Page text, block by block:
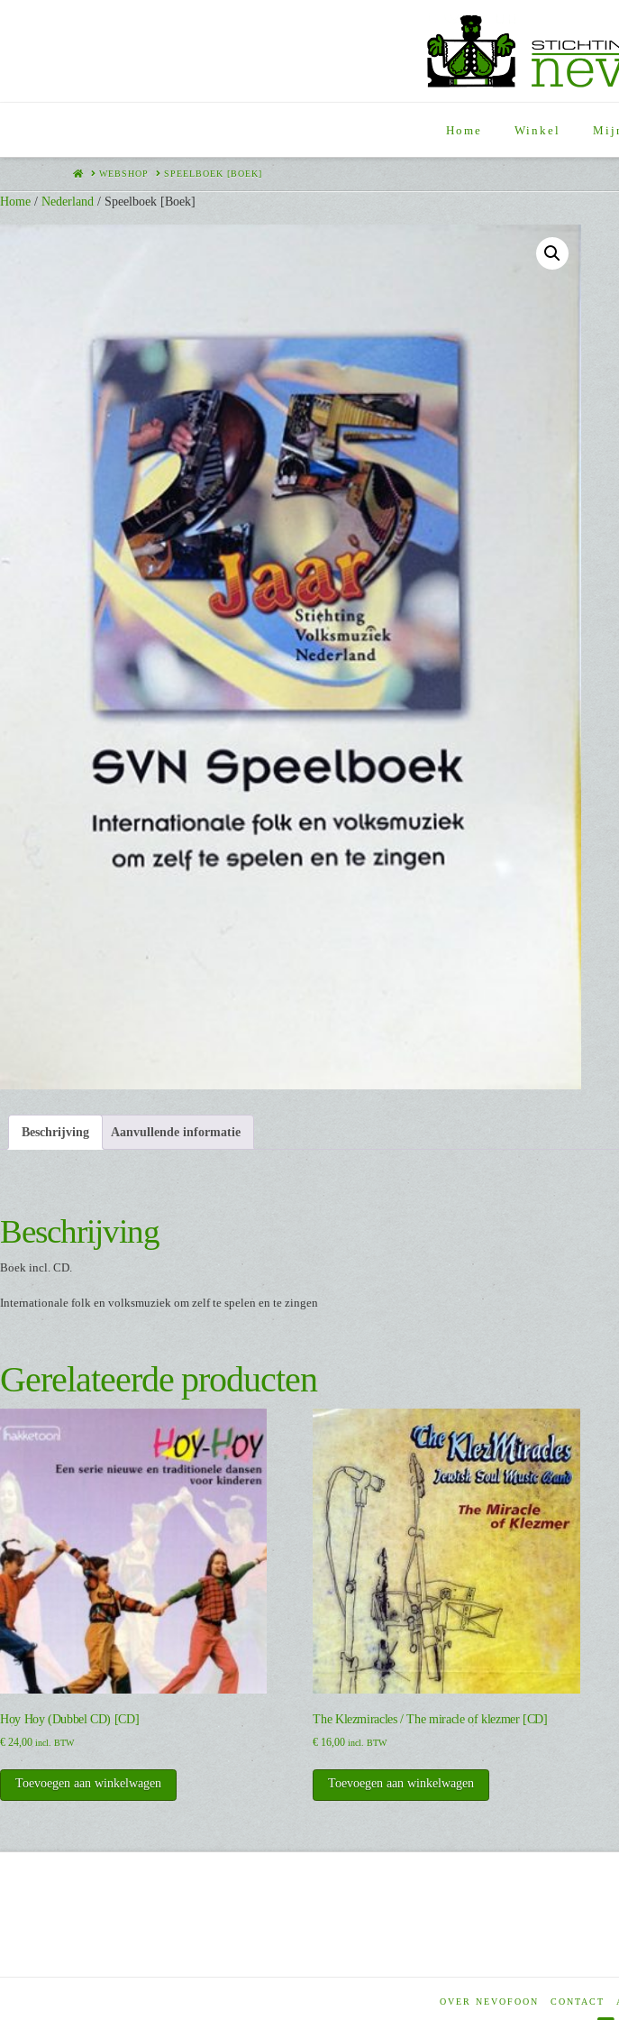
Home Winkel
HOMEWEBSHOP SPEELBOEK [BOEK]
Home / Nederland / Speelboek [Boek]
Beschrijving Aanvullende informatie
Beschrijving
Boek incl. CD.
Internationale folk en volksmuziek om zelf te spelen en te zingen
Gerelateerde producten
Hoy Hoy (Dubbel CD) [CD]
€ 24,00 incl. BTW
Toevoegen aan winkelwagen
The Klezmiracles / The miracle of klezmer [CD]
€ 16,00 incl. BTW
Toevoegen aan winkelwagen
OVER NEVOFOON CONTACT